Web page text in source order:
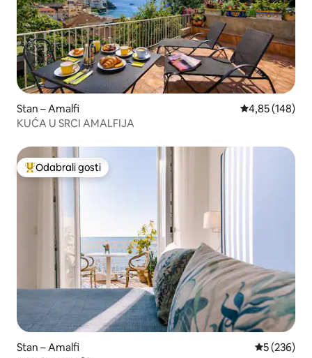
Stan – Amalfi Prosječna
4,85 (148)
KUĆA U SRCI AMALFIJA
Među najviše rangiranima s oznakom „Odabrali gosti”
Odabrali gosti
Stan – Amalfi Prosječna
5 (236)